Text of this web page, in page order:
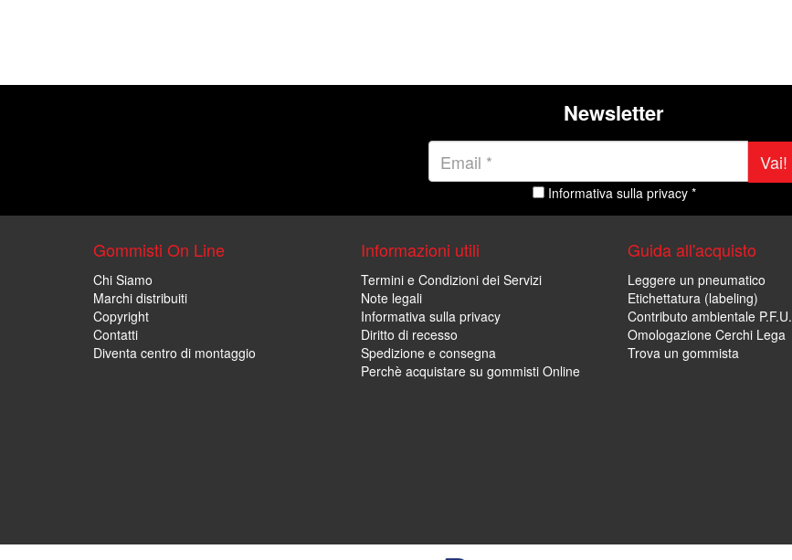
Newsletter
Vai!
Informativa sulla privacy *
Gommisti On Line
Chi Siamo
Marchi distribuiti
Copyright
Contatti
Diventa centro di montaggio
Informazioni utili
Termini e Condizioni dei Servizi
Note legali
Informativa sulla privacy
Diritto di recesso
Spedizione e consegna
Perchè acquistare su gommisti Online
Guida all'acquisto
Leggere un pneumatico
Etichettatura (labeling)
Contributo ambientale P.F.U.
Omologazione Cerchi Lega
Trova un gommista